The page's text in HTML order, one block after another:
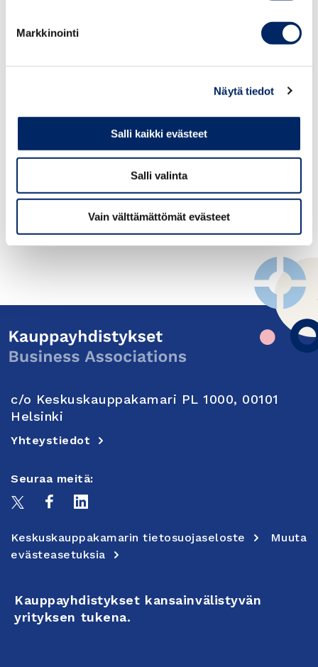
Markkinointi
Näytä tiedot
Salli kaikki evästeet
Salli valinta
Vain välttämättömät evästeet
c/o Keskuskauppakamari PL 1000, 00101
Helsinki
Yhteystiedot
Seuraa meitä:
Keskuskauppakamarin tietosuojaseloste
Muuta
evästeasetuksia
Kauppayhdistykset kansainvälistyvän
yrityksen tukena.